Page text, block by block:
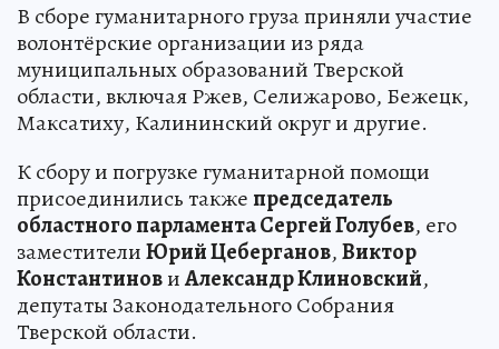
В сборе гуманитарного груза приняли участие
волонтёрские организации из ряда
муниципальных образований Тверской
области, включая Ржев, Селижарово, Бежецк,
Максатиху, Калининский округ и другие.
К сбору и погрузке гуманитарной помощи
присоединились такжепредседатель
областного парламента Сергей Голубев, его
заместителиЮрий Цеберганов,Виктор
КонстантиновиАлександр Клиновский,
депутаты Законодательного Собрания
Тверской области.